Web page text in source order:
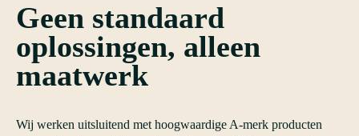
Geen standaard
oplossingen, alleen
maatwerk
Wij werken uitsluitend met hoogwaardige A-merk producten